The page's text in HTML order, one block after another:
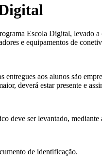
Escola Digital, levado
e equipamentos de
entregues aos alunos são
deverá estar presente e
deve ser levantado,
de identificação.